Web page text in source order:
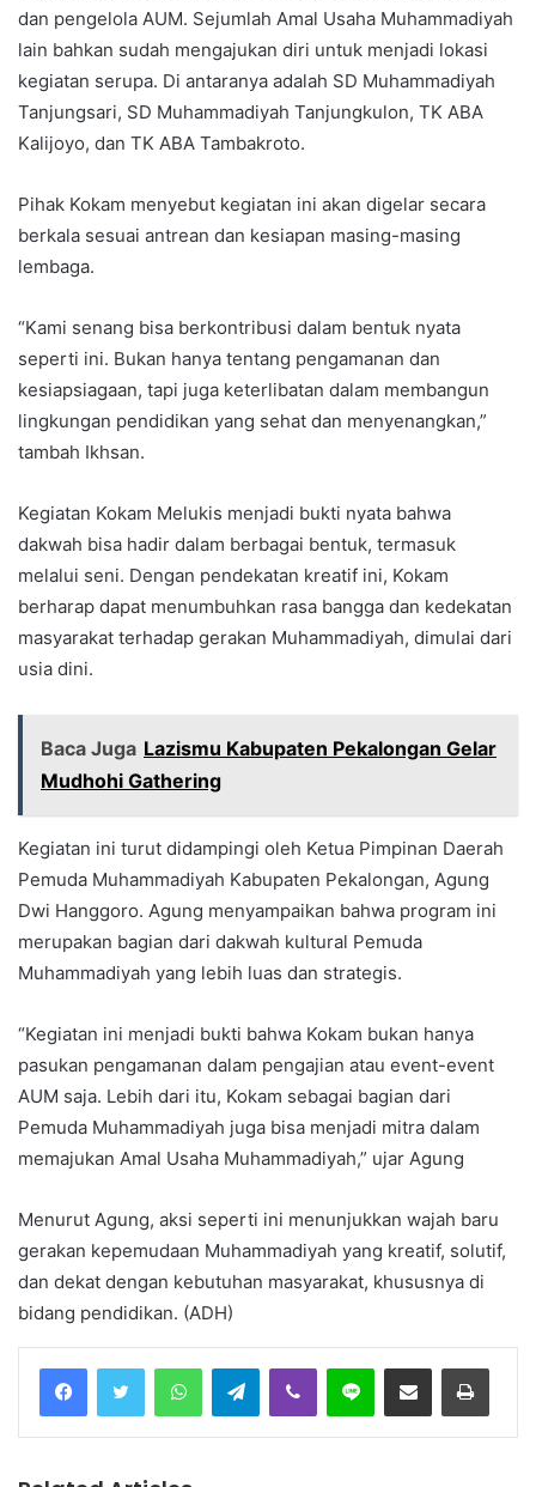
dan pengelola AUM. Sejumlah Amal Usaha Muhammadiyah
lain bahkan sudah mengajukan diri untuk menjadi lokasi
kegiatan serupa. Di antaranya adalah SD Muhammadiyah
Tanjungsari, SD Muhammadiyah Tanjungkulon, TK ABA
Kalijoyo, dan TK ABA Tambakroto.
Pihak Kokam menyebut kegiatan ini akan digelar secara
berkala sesuai antrean dan kesiapan masing-masing
lembaga.
“Kami senang bisa berkontribusi dalam bentuk nyata
seperti ini. Bukan hanya tentang pengamanan dan
kesiapsiagaan, tapi juga keterlibatan dalam membangun
lingkungan pendidikan yang sehat dan menyenangkan,”
tambah Ikhsan.
Kegiatan Kokam Melukis menjadi bukti nyata bahwa
dakwah bisa hadir dalam berbagai bentuk, termasuk
melalui seni. Dengan pendekatan kreatif ini, Kokam
berharap dapat menumbuhkan rasa bangga dan kedekatan
masyarakat terhadap gerakan Muhammadiyah, dimulai dari
usia dini.
Baca Juga Lazismu Kabupaten Pekalongan Gelar
Mudhohi Gathering
Kegiatan ini turut didampingi oleh Ketua Pimpinan Daerah
Pemuda Muhammadiyah Kabupaten Pekalongan, Agung
Dwi Hanggoro. Agung menyampaikan bahwa program ini
merupakan bagian dari dakwah kultural Pemuda
Muhammadiyah yang lebih luas dan strategis.
“Kegiatan ini menjadi bukti bahwa Kokam bukan hanya
pasukan pengamanan dalam pengajian atau event-event
AUM saja. Lebih dari itu, Kokam sebagai bagian dari
Pemuda Muhammadiyah juga bisa menjadi mitra dalam
memajukan Amal Usaha Muhammadiyah,” ujar Agung
Menurut Agung, aksi seperti ini menunjukkan wajah baru
gerakan kepemudaan Muhammadiyah yang kreatif, solutif,
dan dekat dengan kebutuhan masyarakat, khususnya di
bidang pendidikan. (ADH)
Telegram